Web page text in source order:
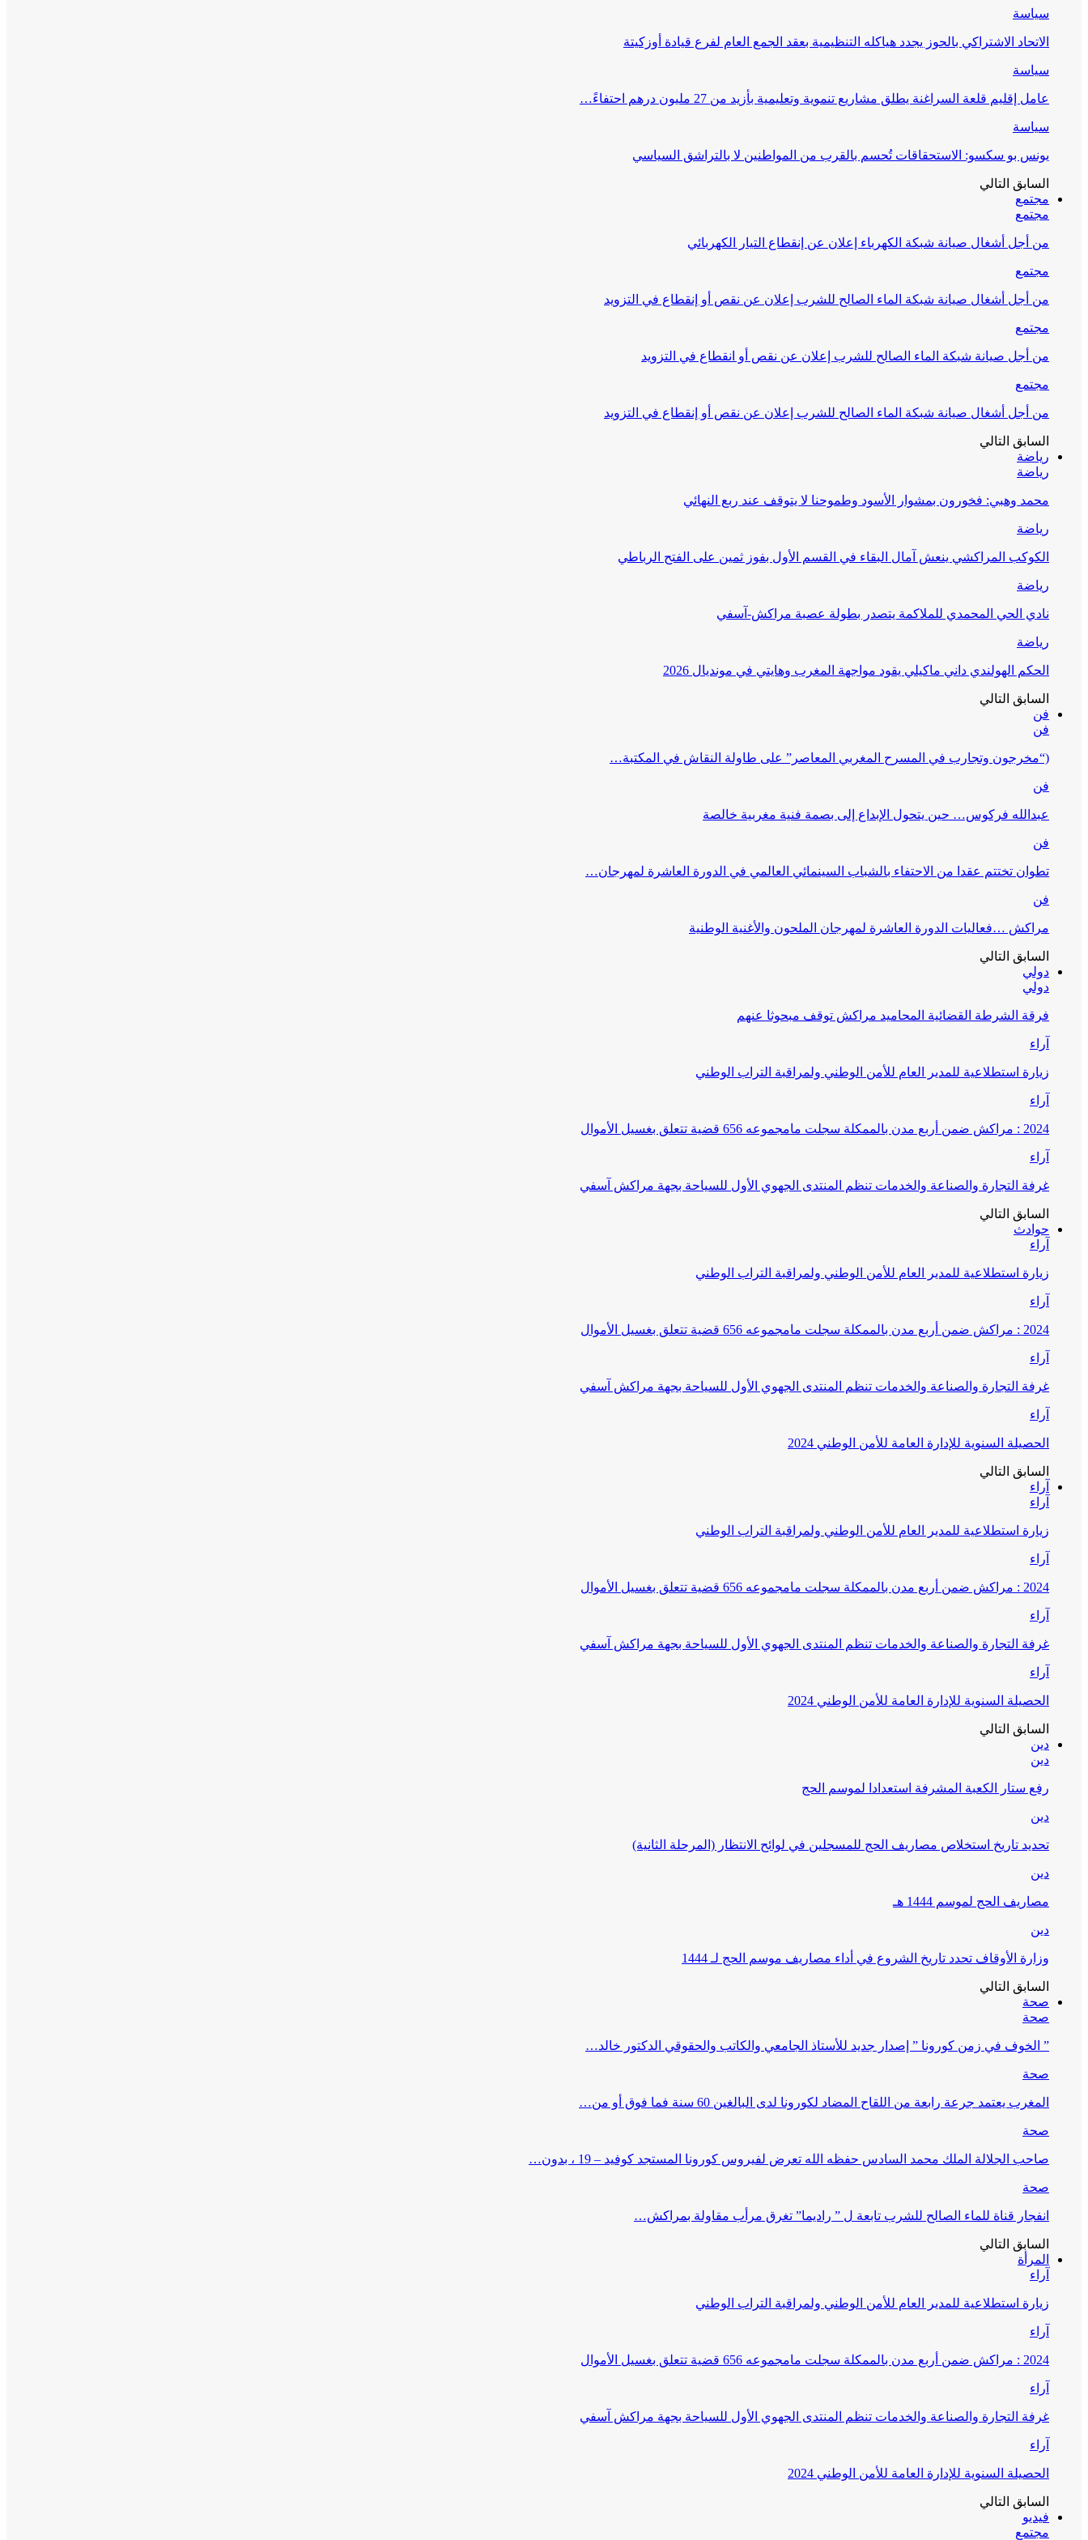
سياسة
الاتحاد الاشتراكي بالحوز يجدد هياكله التنظيمية بعقد الجمع العام لفرع قيادة أوزكيتة
سياسة
عامل إقليم قلعة السراغنة يطلق مشاريع تنموية وتعليمية بأزيد من 27 مليون درهم احتفاءً…
سياسة
يونس بو سكسو: الاستحقاقات تُحسم بالقرب من المواطنين لا بالتراشق السياسي
السابق التالي
مجتمع
مجتمع
من أجل أشغال صيانة شبكة الكهرباء إعلان عن إنقطاع التيار الكهربائي
مجتمع
من أجل أشغال صيانة شبكة الماء الصالح للشرب إعلان عن نقص أو إنقطاع في التزويد
مجتمع
من أجل صيانة شبكة الماء الصالح للشرب إعلان عن نقص أو انقطاع في التزويد
مجتمع
من أجل أشغال صيانة شبكة الماء الصالح للشرب إعلان عن نقص أو إنقطاع في التزويد
السابق التالي
رياضة
رياضة
محمد وهبي: فخورون بمشوار الأسود وطموحنا لا يتوقف عند ربع النهائي
رياضة
الكوكب المراكشي ينعش آمال البقاء في القسم الأول بفوز ثمين على الفتح الرباطي
رياضة
نادي الحي المحمدي للملاكمة يتصدر بطولة عصبة مراكش-آسفي
رياضة
الحكم الهولندي داني ماكيلي يقود مواجهة المغرب وهايتي في مونديال 2026
السابق التالي
فن
فن
(“مخرجون وتجارب في المسرح المغربي المعاصر” على طاولة النقاش في المكتبة…
فن
عبدالله فركوس… حين يتحول الإبداع إلى بصمة فنية مغربية خالصة
فن
تطوان تختتم عقدا من الاحتفاء بالشباب السينمائي العالمي في الدورة العاشرة لمهرجان…
فن
مراكش …فعاليات الدورة العاشرة لمهرجان الملحون والأغنية الوطنية
السابق التالي
دولي
دولي
فرقة الشرطة القضائية المحاميد مراكش توقف مبحوثا عنهم
آراء
زيارة استطلاعية للمدير العام للأمن الوطني ولمراقبة التراب الوطني
آراء
2024 : مراكش ضمن أربع مدن بالممكلة سجلت مامجموعه 656 قضية تتعلق بغسيل الأموال
آراء
غرفة التجارة والصناعة والخدمات تنظم المنتدى الجهوي الأول للسياحة بجهة مراكش آسفي
السابق التالي
حوادث
آراء
زيارة استطلاعية للمدير العام للأمن الوطني ولمراقبة التراب الوطني
آراء
2024 : مراكش ضمن أربع مدن بالممكلة سجلت مامجموعه 656 قضية تتعلق بغسيل الأموال
آراء
غرفة التجارة والصناعة والخدمات تنظم المنتدى الجهوي الأول للسياحة بجهة مراكش آسفي
آراء
الحصيلة السنوية للإدارة العامة للأمن الوطني 2024
السابق التالي
آراء
آراء
زيارة استطلاعية للمدير العام للأمن الوطني ولمراقبة التراب الوطني
آراء
2024 : مراكش ضمن أربع مدن بالممكلة سجلت مامجموعه 656 قضية تتعلق بغسيل الأموال
آراء
غرفة التجارة والصناعة والخدمات تنظم المنتدى الجهوي الأول للسياحة بجهة مراكش آسفي
آراء
الحصيلة السنوية للإدارة العامة للأمن الوطني 2024
السابق التالي
دين
دين
رفع ستار الكعبة المشرفة استعدادا لموسم الحج
دين
تحديد تاريخ استخلاص مصاريف الحج للمسجلين في لوائح الانتظار (المرحلة الثانية)
دين
مصاريف الحج لموسم 1444 هـ
دين
وزارة الأوقاف تحدد تاريخ الشروع في أداء مصاريف موسم الحج لـ 1444
السابق التالي
صحة
صحة
” الخوف في زمن كورونا ” إصدار جديد للأستاذ الجامعي والكاتب والحقوقي الدكتور خالد…
صحة
المغرب يعتمد جرعة رابعة من اللقاح المضاد لكورونا لدى البالغين 60 سنة فما فوق أو من…
صحة
صاحب الجلالة الملك محمد السادس حفظه الله تعرض لفيروس كورونا المستجد كوفيد – 19 ، بدون…
صحة
انفجار قناة للماء الصالح للشرب تابعة ل ” راديما” تغرق مرأب مقاولة بمراكش…
السابق التالي
المرأة
آراء
زيارة استطلاعية للمدير العام للأمن الوطني ولمراقبة التراب الوطني
آراء
2024 : مراكش ضمن أربع مدن بالممكلة سجلت مامجموعه 656 قضية تتعلق بغسيل الأموال
آراء
غرفة التجارة والصناعة والخدمات تنظم المنتدى الجهوي الأول للسياحة بجهة مراكش آسفي
آراء
الحصيلة السنوية للإدارة العامة للأمن الوطني 2024
السابق التالي
فيديو
مجتمع